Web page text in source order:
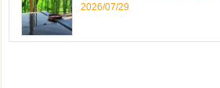
2026/07/29